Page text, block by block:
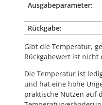
Ausgabeparameter:
Rückgabe:
Gibt die Temperatur,
Rückgabewert ist
Die Temperatur ist
und hat eine hohe
praktische Nutzen auf